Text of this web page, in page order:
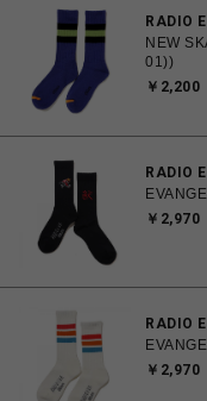
RADIO
NEW
01))
￥2,200
RADIO
￥2,970
RADIO
￥2,970